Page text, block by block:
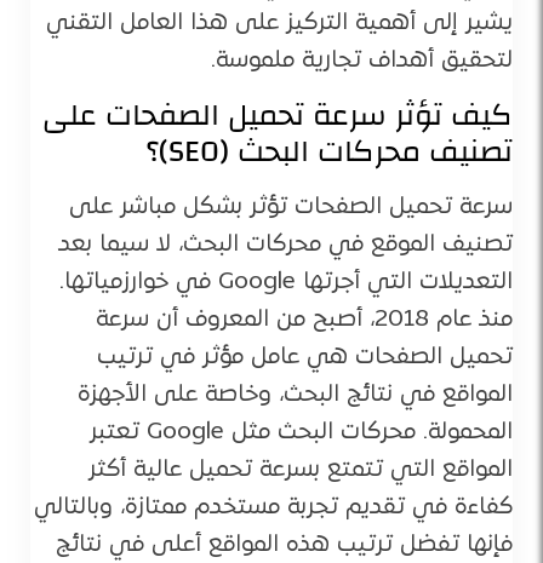
يشير إلى أهمية التركيز على هذا العامل التقني
لتحقيق أهداف تجارية ملموسة​.
كيف تؤثر سرعة تحميل الصفحات على
تصنيف محركات البحث (SEO)؟
سرعة تحميل الصفحات تؤثر بشكل مباشر على
تصنيف الموقع في محركات البحث، لا سيما بعد
التعديلات التي أجرتها Google في خوارزمياتها.
منذ عام 2018، أصبح من المعروف أن سرعة
تحميل الصفحات هي عامل مؤثر في ترتيب
المواقع في نتائج البحث، وخاصة على الأجهزة
المحمولة. محركات البحث مثل Google تعتبر
المواقع التي تتمتع بسرعة تحميل عالية أكثر
كفاءة في تقديم تجربة مستخدم ممتازة، وبالتالي
فإنها تفضل ترتيب هذه المواقع أعلى في نتائج